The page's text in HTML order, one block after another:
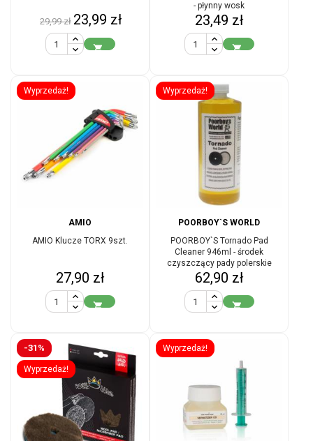
Cena
podstawowa
29,99 zł Cena
23,99 zł

- płynny wosk
Cena
23,49 zł

Wyprzedaż!
AMIO
AMIO Klucze TORX 9szt.
Cena
27,90 zł

Wyprzedaż!
POORBOY`S WORLD
POORBOY`S Tornado Pad
Cleaner 946ml - środek
czyszczący pady polerskie
Cena
62,90 zł

-31%
Wyprzedaż!
Wyprzedaż!